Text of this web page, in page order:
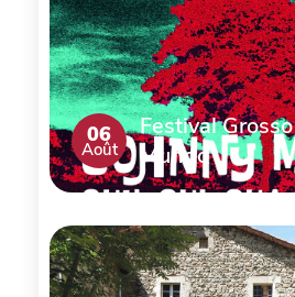
06
Août
Festival Grosso
Mundo